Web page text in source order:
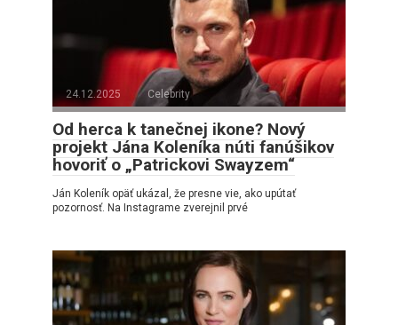
24.12.2025 Celebrity
Od herca k tanečnej ikone? Nový
projekt Jána Koleníka núti fanúšikov
hovoriť o „Patrickovi Swayzem“
Ján Koleník opäť ukázal, že presne vie, ako upútať
pozornosť. Na Instagrame zverejnil prvé